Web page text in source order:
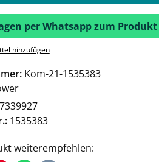
per Whatsapp zum Produkt
hinzufügen
Kom-21-1535383
1535383
weiterempfehlen: